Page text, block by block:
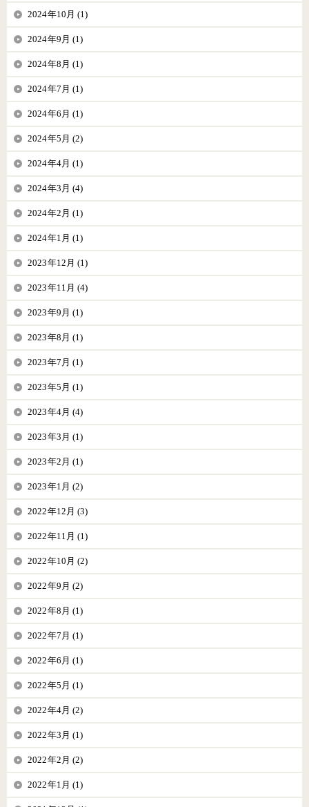
2024年10月 (1)
2024年9月 (1)
2024年8月 (1)
2024年7月 (1)
2024年6月 (1)
2024年5月 (2)
2024年4月 (1)
2024年3月 (4)
2024年2月 (1)
2024年1月 (1)
2023年12月 (1)
2023年11月 (4)
2023年9月 (1)
2023年8月 (1)
2023年7月 (1)
2023年5月 (1)
2023年4月 (4)
2023年3月 (1)
2023年2月 (1)
2023年1月 (2)
2022年12月 (3)
2022年11月 (1)
2022年10月 (2)
2022年9月 (2)
2022年8月 (1)
2022年7月 (1)
2022年6月 (1)
2022年5月 (1)
2022年4月 (2)
2022年3月 (1)
2022年2月 (2)
2022年1月 (1)